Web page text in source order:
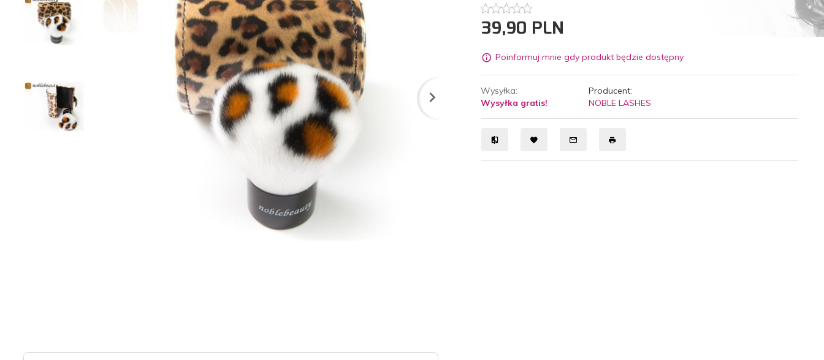
39,90 PLN
Poinformuj mnie gdy produkt będzie dostępny
Wysyłka:
Wysyłka gratis!
Producent:
NOBLE LASHES